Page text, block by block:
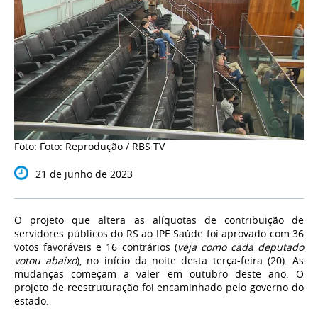
Foto: Foto: Reprodução / RBS TV
21 de junho de 2023
O projeto que altera as alíquotas de contribuição de
servidores públicos do RS ao IPE Saúde foi aprovado com 36
votos favoráveis e 16 contrários (veja como cada deputado
votou abaixo), no início da noite desta terça-feira (20). As
mudanças começam a valer em outubrodeste ano. O
projeto de reestruturação foi encaminhado pelo governo do
estado.